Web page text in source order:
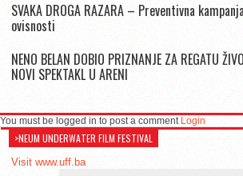
SVAKA DROGA RAZARA – Preventivna
ovisnosti
NENO BELAN DOBIO PRIZNANJE ZA REGATU
NOVI SPEKTAKL U ARENI
You must be logged in to post a comment Login
>NEUM UNDERWATER FILM FESTIVAL
Visit www.uff.ba